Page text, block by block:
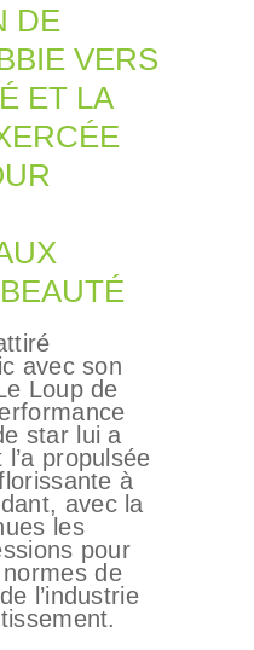
DE
VERS
ET LA
avec son
Loup de
star lui a
propulsée
à
avec la
les
pour
de
l’industrie